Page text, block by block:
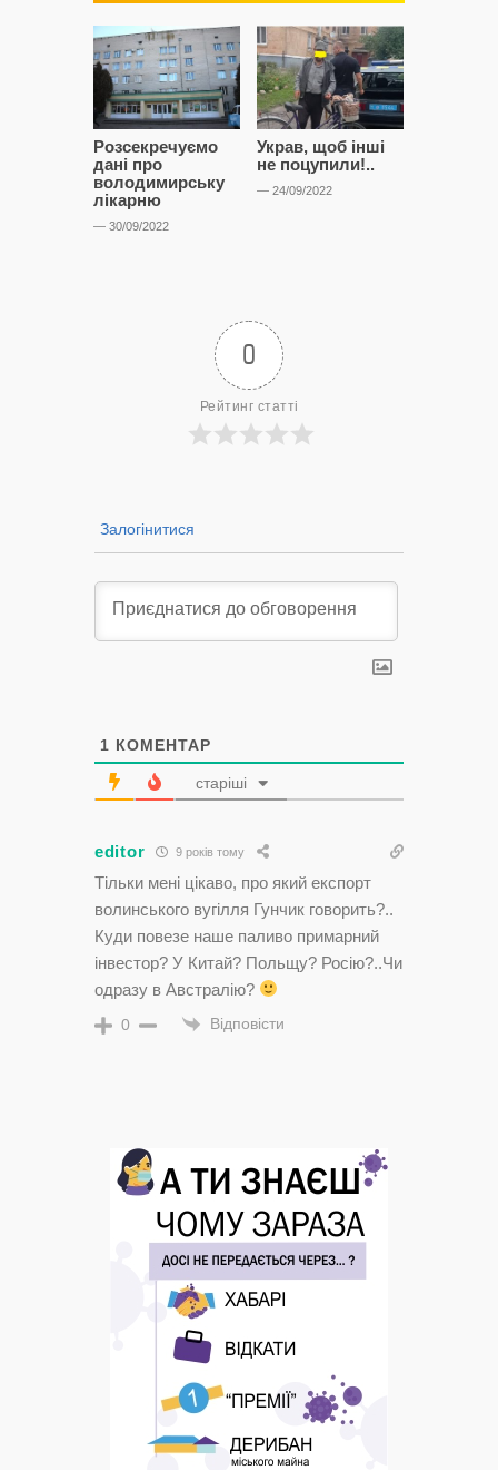
Розсекречуємо
дані про
володимирську
лікарню
— 30/09/2022
Украв, щоб інші
не поцупили!..
— 24/09/2022
0
Рейтинг статті
Залогінитися
1 КОМЕНТАР
старіші
editor 9 років тому
Тільки мені цікаво, про який експорт
волинського вугілля Гунчик говорить?..
Куди повезе наше паливо примарний
інвестор? У Китай? Польщу? Росію?..Чи
одразу в Австралію?
0 Відповісти